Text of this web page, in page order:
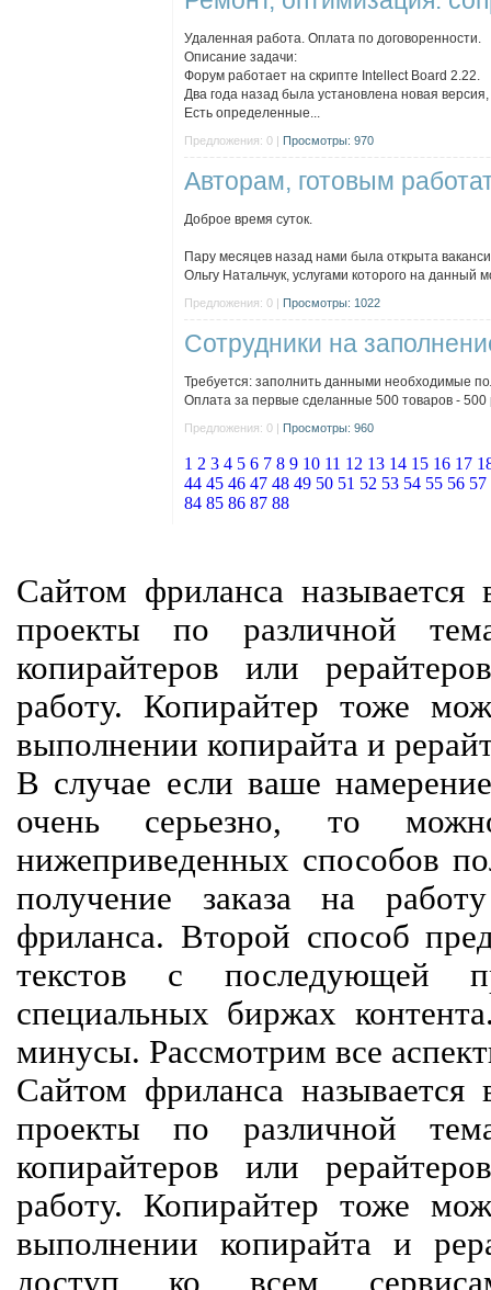
Удаленная работа. Оплата по договоренности.
Описание задачи:
Форум работает на скрипте Intellect Board 2.22.
Два года назад была установлена новая
Есть определенные...
Предложения: 0 | Просмотры: 970
Авторам, готовым
Доброе время суток.
Пару месяцев назад нами была открыта
Ольгу Натальчук, услугами которого на данный
Предложения: 0 | Просмотры: 1022
Сотрудники на
Требуется: заполнить данными необходимые
Оплата за первые сделанные 500 товаров - 500
Предложения: 0 | Просмотры: 960
1 2 3 4 5 6 7 8 9 10 11 12 13 14 15 16 17
44 45 46 47 48 49 50 51 52 53 54 55 56 57
84 85 86 87 88
Сайтом фриланса называется
проекты по различной
копирайтеров или
работу. Копирайтер тоже
выполнении копирайта и
В случае если ваше
очень серьезно, то
нижеприведенных способов
получение заказа на
фриланса. Второй способ
текстов с последующей
специальных биржах
минусы. Рассмотрим все
Сайтом фриланса называется
проекты по различной
копирайтеров или
работу. Копирайтер тоже
выполнении копирайта и
доступ ко всем